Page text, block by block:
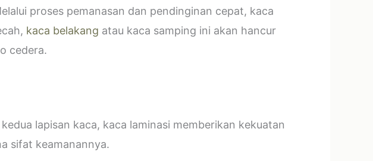
proses pemanasan dan pendinginan cepat, kaca
kaca belakang atau kaca samping ini akan hancur
cedera.
lapisan kaca, kaca laminasi memberikan kekuatan
sifat keamanannya.